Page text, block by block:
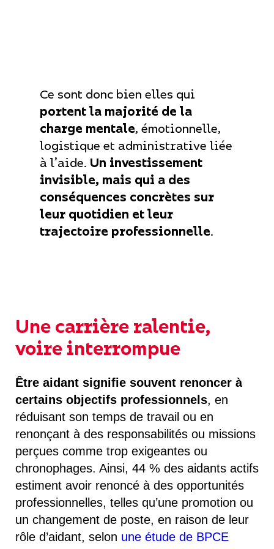
Ce sont donc bien elles qui
portent la majorité de la
charge mentale, émotionnelle,
logistique et administrative liée
à l’aide. Un investissement
invisible, mais qui a des
conséquences concrètes sur
leur quotidien et leur
trajectoire professionnelle.
Une carrière ralentie,
voire interrompue
Être aidant signifie souvent renoncer à
certains objectifs professionnels, en
réduisant son temps de travail ou en
renonçant à des responsabilités ou missions
perçues comme trop exigeantes ou
chronophages. Ainsi, 44 % des aidants actifs
estiment avoir renoncé à des opportunités
professionnelles, telles qu’une promotion ou
un changement de poste, en raison de leur
rôle d’aidant, selon une étude de BPCE